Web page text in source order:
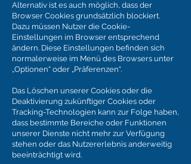
Alternativ ist es auch möglich, dass der
Browser Cookies grundsätzlich blockiert.
Dazu müssen Nutzer die Cookie-
Einstellungen im Browser entsprechend
ändern. Diese Einstellungen befinden sich
normalerweise im Menü des Browsers unter
„Optionen“ oder „Präferenzen“.
Das Löschen unserer Cookies oder die
Deaktivierung zukünftiger Cookies oder
Tracking-Technologien kann zur Folge haben,
dass bestimmte Bereiche oder Funktionen
unserer Dienste nicht mehr zur Verfügung
stehen oder das Nutzererlebnis anderweitig
beeinträchtigt wird.